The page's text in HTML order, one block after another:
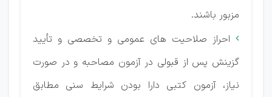
مزبور باشند.

احراز صلاحیت های عمومی و تخصصی و تأیید
گزینش پس از قبولی در آزمون مصاحبه و در صورت
نیاز، آزمون کتبی دارا بودن شرایط سنی مطابق